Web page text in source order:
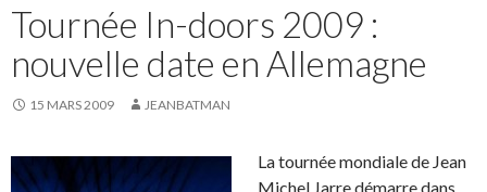
Tournée In-doors 2009 :
nouvelle date en Allemagne
15 MARS 2009 JEANBATMAN
La tournée mondiale de Jean
Michel Jarre démarre dans